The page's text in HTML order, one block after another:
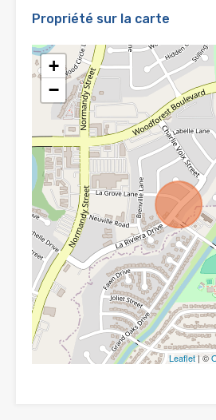
Propriété sur la carte
+
−
Leaflet | ©